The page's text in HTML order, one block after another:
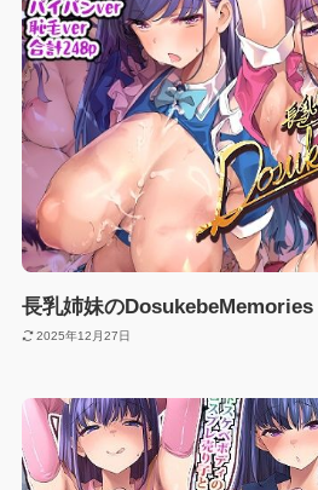
長乳姉妹のDosukebeMemories
2025年12月27日